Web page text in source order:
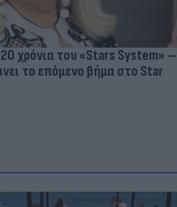
χρόνια του «Stars System» –
το επόμενο βήμα στο Star